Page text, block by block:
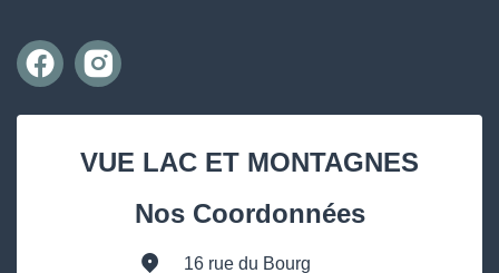
VUE LAC ET MONTAGNES
Nos Coordonnées
16 rue du Bourg